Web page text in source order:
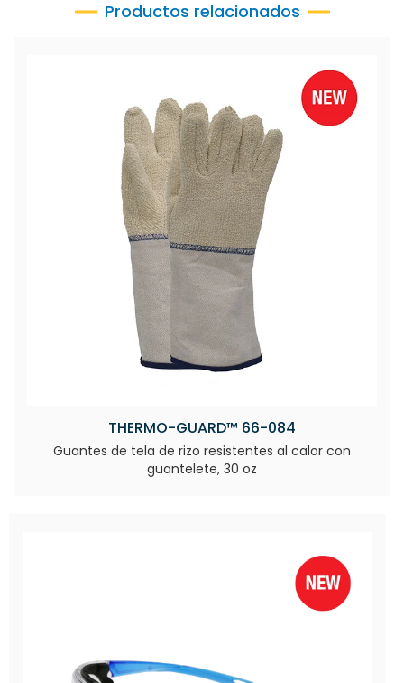
Productos relacionados
THERMO-GUARD™ 66-084
Guantes de tela de rizo resistentes al calor con
guantelete, 30 oz